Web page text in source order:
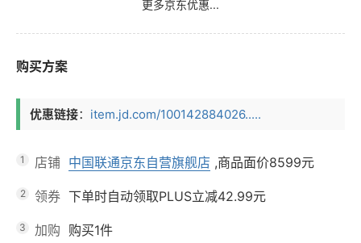
更多京东优惠...
购买方案
优惠链接： item.jd.com/100142884026.....
1 店铺 中国联通京东自营旗舰店 ,商品面价8599元
2 领券 下单时自动领取PLUS立减42.99元
3 加购 购买1件